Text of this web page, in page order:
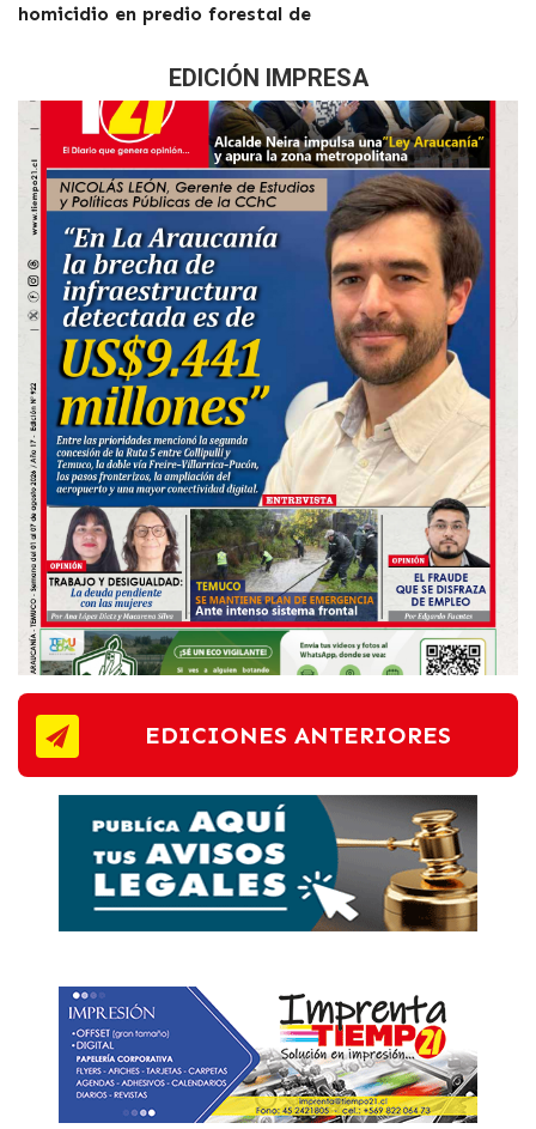
homicidio en predio forestal de
EDICIÓN IMPRESA
EDICIONES ANTERIORES